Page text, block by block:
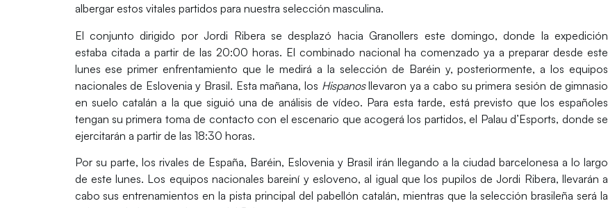
albergar estos vitales partidos para nuestra selección masculina.
El conjunto dirigido por Jordi Ribera se desplazó hacia Granollers este domingo, donde la expedición
estaba citada a partir de las 20:00 horas. El combinado nacional ha comenzado ya a preparar desde este
lunes ese primer enfrentamiento que le medirá a la selección de Baréin y, posteriormente, a los equipos
nacionales de Eslovenia y Brasil. Esta mañana, los Hispanosllevaron ya a cabo su primera sesión de gimnasio
en suelo catalán a la que siguió una de análisis de vídeo. Para esta tarde, está previsto que losespañoles
tengan su primera toma de contacto con el escenario que acogerá los partidos, el Palau d’Esports, donde se
ejercitarán a partir de las 18:30 horas.
Por su parte, los rivales de España, Baréin, Eslovenia y Brasil irán llegando a la ciudad barcelonesa a lo largo
de este lunes. Los equipos nacionales bareiní y esloveno, al igual que los pupilos de Jordi Ribera, llevarán a
cabo sus entrenamientos en la pista principal del pabellón catalán, mientras que la selección brasileña será la